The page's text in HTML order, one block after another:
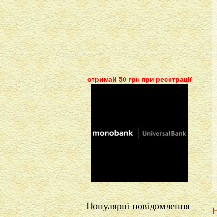
отримай 50 грн при реєстрації
Популярні повідомлення